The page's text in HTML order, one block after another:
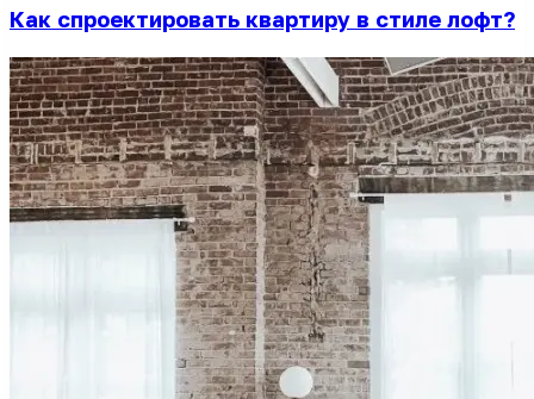
Как спроектировать квартиру в стиле лофт?